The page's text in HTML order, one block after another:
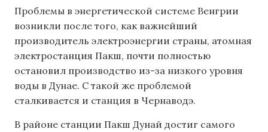
Проблемы в энергетической системе Венгрии
возникли после того, как важнейший
производитель электроэнергии страны, атомная
электростанция Пакш, почти полностью
остановил производство из-за низкого уровня
воды в Дунае. С такой же проблемой
сталкивается и станция в Чернаводэ.
В районе станции Пакш Дунай достиг самого